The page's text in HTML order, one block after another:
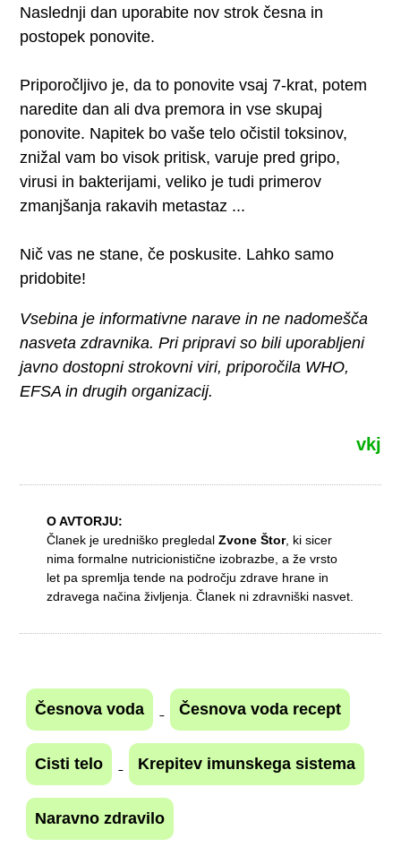
Naslednji dan uporabite nov strok česna in
postopek ponovite.
Priporočljivo je, da to ponovite vsaj 7-krat, potem
naredite dan ali dva premora in vse skupaj
ponovite. Napitek bo vaše telo očistil toksinov,
znižal vam bo visok pritisk, varuje pred gripo,
virusi in bakterijami, veliko je tudi primerov
zmanjšanja rakavih metastaz ...
Nič vas ne stane, če poskusite. Lahko samo
pridobite!
Vsebina je informativne narave in ne nadomešča
nasveta zdravnika. Pri pripravi so bili uporabljeni
javno dostopni strokovni viri, priporočila WHO,
EFSA in drugih organizacij.
vkj
O AVTORJU:
Članek je uredniško pregledalZvone Štor, ki sicer
nima formalne nutricionistične izobrazbe, a že vrsto
let pa spremlja tende na področju zdrave hrane in
zdravega načina življenja. Članek ni zdravniški nasvet.
Česnova voda Česnova voda recept
Cisti telo Krepitev imunskega sistema
Naravno zdravilo